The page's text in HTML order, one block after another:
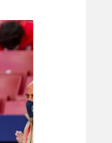
תקנון
תקנון עבור
תקנון עבור
טניס
גיימינג E-Sports
תנאי שימוש